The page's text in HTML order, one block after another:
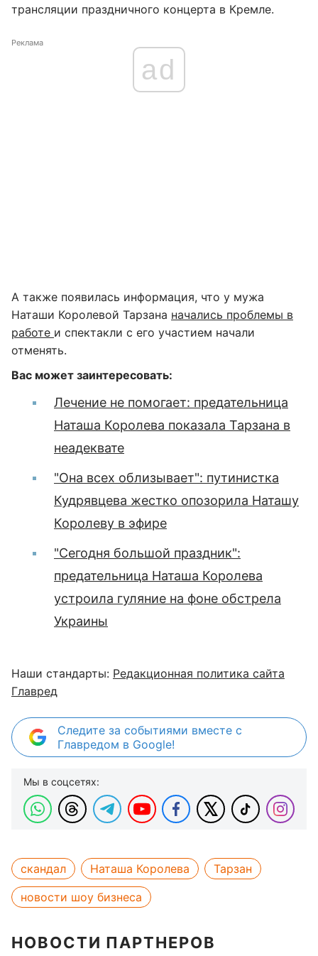
трансляции праздничного концерта в Кремле.
Реклама
ad
А также появилась информация, что у мужа
Наташи Королевой Тарзана начались проблемы в
работе и спектакли с его участием начали
отменять.
Вас может заинтересовать:
Лечение не помогает: предательница
Наташа Королева показала Тарзана в
неадеквате
"Она всех облизывает": путинистка
Кудрявцева жестко опозорила Наташу
Королеву в эфире
"Сегодня большой праздник":
предательница Наташа Королева
устроила гуляние на фоне обстрела
Украины
Наши стандарты: Редакционная политика сайта
Главред
Следите за событиями вместе с
Главредом в Google!
Мы в соцсетях:
скандал Наташа Королева
Тарзан
новости шоу бизнеса
НОВОСТИ ПАРТНЕРОВ